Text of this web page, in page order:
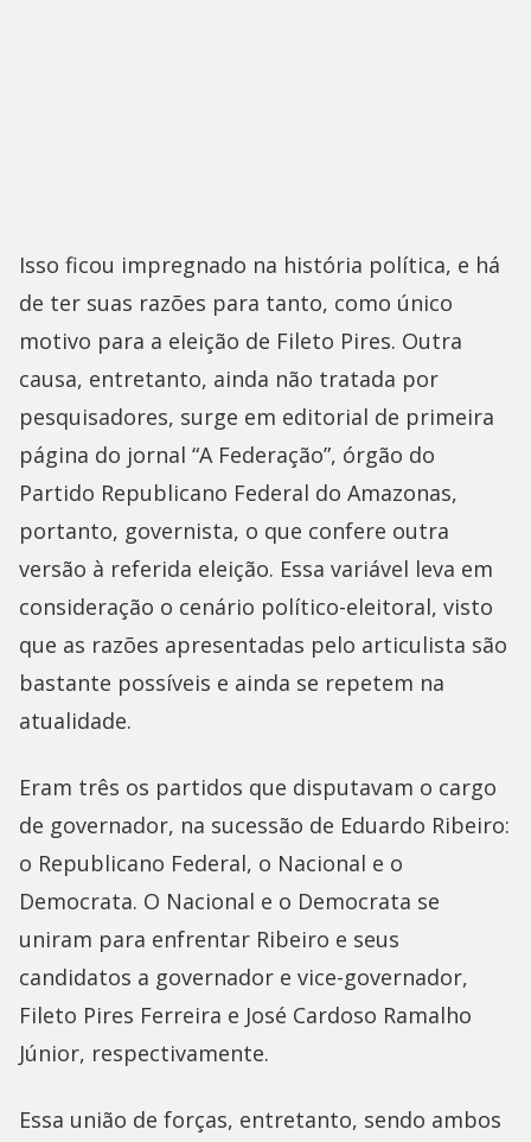
Isso ficou impregnado na história política, e há
de ter suas razões para tanto, como único
motivo para a eleição de Fileto Pires. Outra
causa, entretanto, ainda não tratada por
pesquisadores, surge em editorial de primeira
página do jornal “A Federação”, órgão do
Partido Republicano Federal do Amazonas,
portanto, governista, o que confere outra
versão à referida eleição. Essa variável leva em
consideração o cenário político-eleitoral, visto
que as razões apresentadas pelo articulista são
bastante possíveis e ainda se repetem na
atualidade.
Eram três os partidos que disputavam o cargo
de governador, na sucessão de Eduardo Ribeiro:
o Republicano Federal, o Nacional e o
Democrata. O Nacional e o Democrata se
uniram para enfrentar Ribeiro e seus
candidatos a governador e vice-governador,
Fileto Pires Ferreira e José Cardoso Ramalho
Júnior, respectivamente.
Essa união de forças, entretanto, sendo ambos